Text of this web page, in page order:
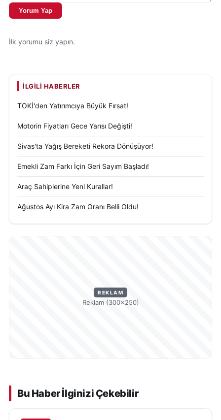
Yorum Yap
İlk yorumu siz yapın.
İLGILI HABERLER
TOKİ'den Yatırımcıya Büyük Fırsat!
Motorin Fiyatları Gece Yarısı Değişti!
Sivas'ta Yağış Bereketi Rekora Dönüşüyor!
Emekli Zam Farkı İçin Geri Sayım Başladı!
Araç Sahiplerine Yeni Kurallar!
Ağustos Ayı Kira Zam Oranı Belli Oldu!
REKLAM
Reklam (300×250)
Bu Haber İlginizi Çekebilir